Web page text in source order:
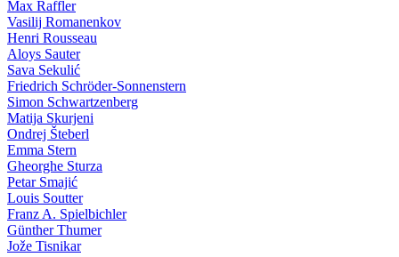
Max Raffler
Vasilij Romanenkov
Henri Rousseau
Aloys Sauter
Sava Sekulić
Friedrich Schröder-Sonnenstern
Simon Schwartzenberg
Matija Skurjeni
Ondrej Šteberl
Emma Stern
Gheorghe Sturza
Petar Smajić
Louis Soutter
Franz A. Spielbichler
Günther Thumer
Jože Tisnikar